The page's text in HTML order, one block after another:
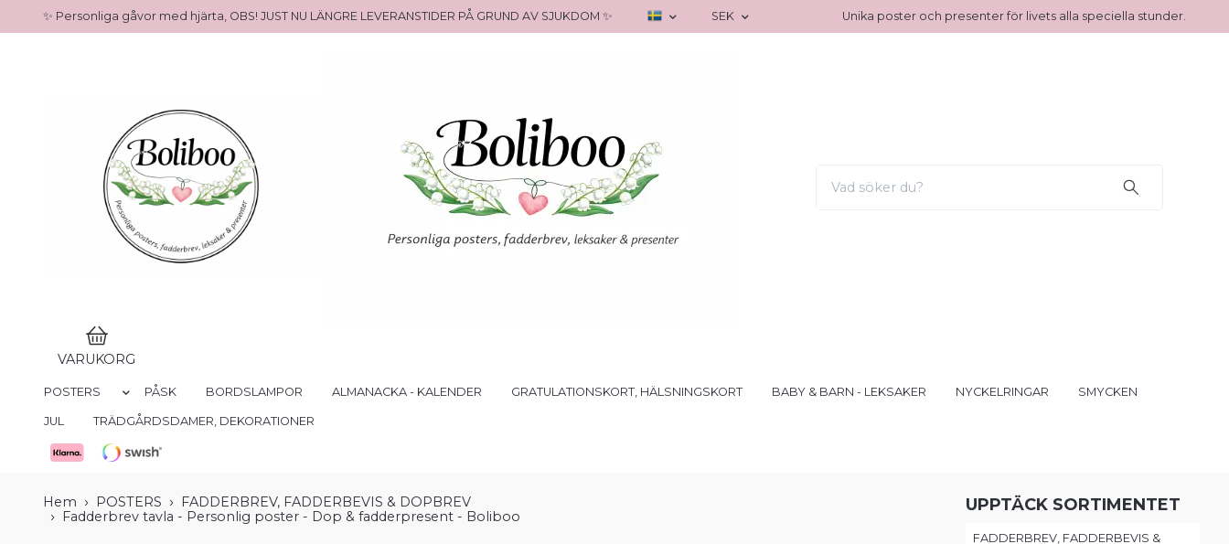
✨ Personliga gåvor med hjärta, OBS! JUST NU LÄNGRE LEVERANSTIDER PÅ GRUND AV SJUKDOM ✨ SEK Unika poster och presenter för livets alla speciella stunder.
VARUKORG
POSTERS PÅSK BORDSLAMPOR ALMANACKA - KALENDER GRATULATIONSKORT, HÄLSNINGSKORT BABY & BARN - LEKSAKER NYCKELRINGAR SMYCKEN
JUL TRÄDGÅRDSDAMER, DEKORATIONER
UPPTÄCK SORTIMENTET
FADDERBREV, FADDERBEVIS &
Hem POSTERS
FADDERBREV, FADDERBEVIS & DOPBREV
Fadderbrev tavla - Personlig poster - Dop & fadderpresent - Boliboo